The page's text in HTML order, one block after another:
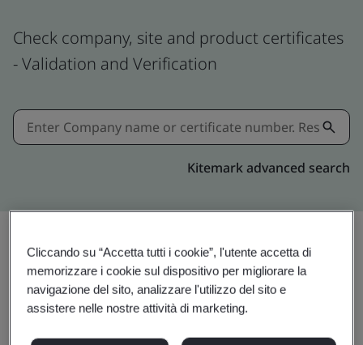
Check company, site and product certificates
- Validation and Verification
Kitemark advanced search
Condividi:
Cliccando su “Accetta tutti i cookie”, l'utente accetta di
memorizzare i cookie sul dispositivo per migliorare la
navigazione del sito, analizzare l'utilizzo del sito e
assistere nelle nostre attività di marketing.